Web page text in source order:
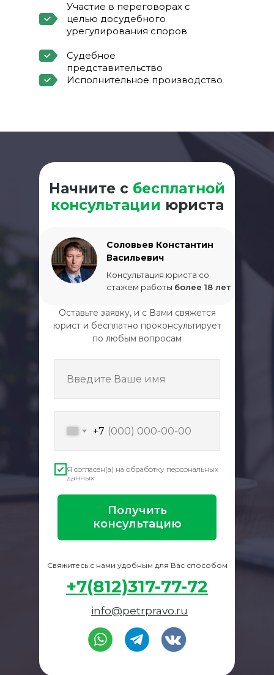
Участие в переговорах с
целью досудебного
урегулирования споров
Судебное
представительство
Исполнительное производство
Начните с бесплатной
консультации юриста
Свяжитесь с нами удобным для Вас способом
+7(812)317-77-72
info@petrpravo.ru
Оставьте заявку, и с Вами свяжется
юрист и бесплатно проконсультирует
по любым вопросам
Введите Ваше имя
+7
Я согласен(а) на обработку персональных
данных
Получить
консультацию
Соловьев Константин
Васильевич
Консультация юриста со
стажем работы более 18 лет